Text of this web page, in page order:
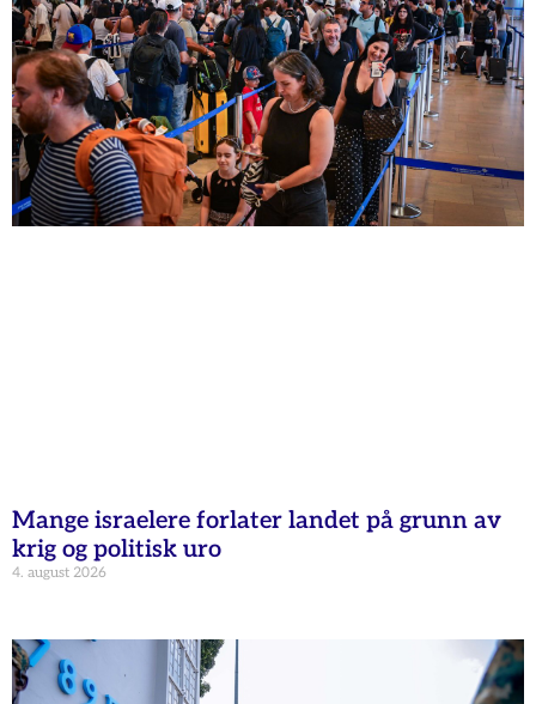
Mange israelere forlater landet på grunn av
krig og politisk uro
4. august 2026